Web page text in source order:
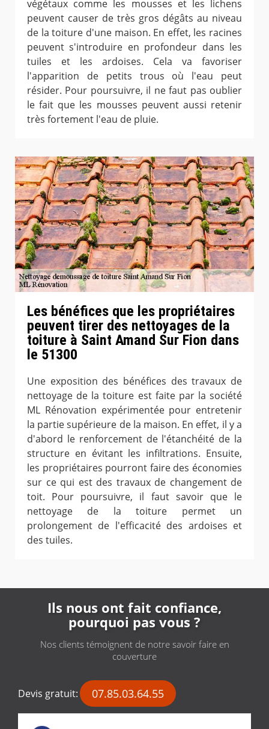
végétaux comme les mousses et les lichens
peuvent causer de très gros dégâts au niveau
de la toiture d'une maison. En effet, les racines
peuvent s'introduire en profondeur dans les
tuiles et les ardoises. Cela va favoriser
l'apparition de petits trous où l'eau peut
résider. Pour poursuivre, il ne faut pas oublier
le fait que les mousses peuvent aussi retenir
très fortement l'eau de pluie.
Les bénéfices que les propriétaires
peuvent tirer des nettoyages de la
toiture à Saint Amand Sur Fion dans
le 51300
Une exposition des bénéfices des travaux de
nettoyage de la toiture est faite par la société
ML Rénovation expérimentée pour entretenir
la partie supérieure de la maison. En effet, il y a
d'abord le renforcement de l'étanchéité de la
structure en évitant les infiltrations. Ensuite,
les propriétaires pourront faire des économies
sur ce qui est des travaux de changement de
toit. Pour poursuivre, il faut savoir que le
nettoyage de la toiture permet un
prolongement de l'efficacité des ardoises et
des tuiles.
Ils nous ont fait confiance,
pourquoi pas vous ?
Nos clients témoignent de notre savoir faire en
couverture
Devis gratuit: 07.85.03.64.55